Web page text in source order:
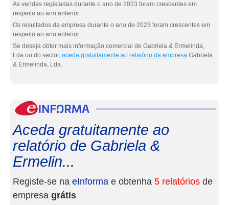
As vendas registadas durante o ano de 2023 foram crescentes em
respeito ao ano anterior.
Os resultados da empresa durante o ano de 2023 foram crescentes em
respeito ao ano anterior.
Se deseja obter mais informação comercial de Gabriela & Ermelinda,
Lda ou do sector, aceda gratuitamente ao relatório da empresa Gabriela
& Ermelinda, Lda.
Aceda gratuitamente ao
relatório de Gabriela &
Ermelin...
Registe-se na eInforma e obtenha 5 relatórios de
empresa grátis